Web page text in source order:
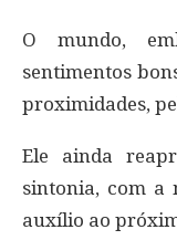
O mundo,
sentimentos
proximidades,
Ele ainda
sintonia, com a
auxílio ao